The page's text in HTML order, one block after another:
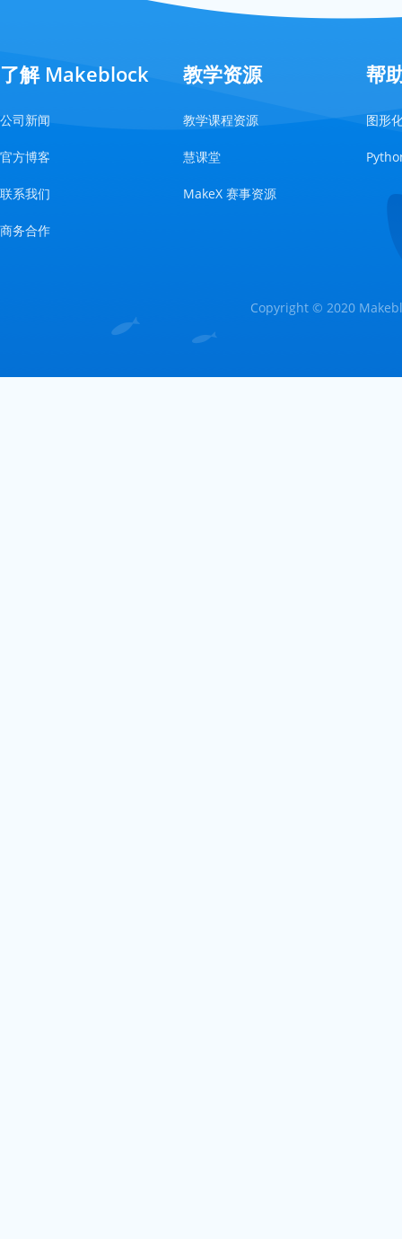
了解 Makeblock
公司新闻
官方博客
联系我们
商务合作
教学资源
教学课程资源
慧课堂
MakeX 赛事资源
帮
图形
Copyright © 2020